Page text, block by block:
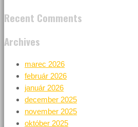
Recent Comments
Archives
marec 2026
február 2026
január 2026
december 2025
november 2025
október 2025